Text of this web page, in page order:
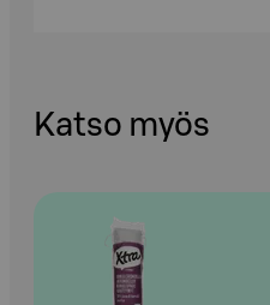
Katso myös